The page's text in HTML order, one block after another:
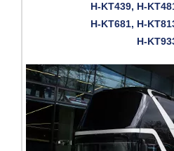
H-KT439, H-
H-KT681, H-
H-